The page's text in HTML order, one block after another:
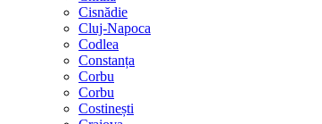
Cisnădie
Cluj-Napoca
Codlea
Constanța
Corbu
Corbu
Costinești